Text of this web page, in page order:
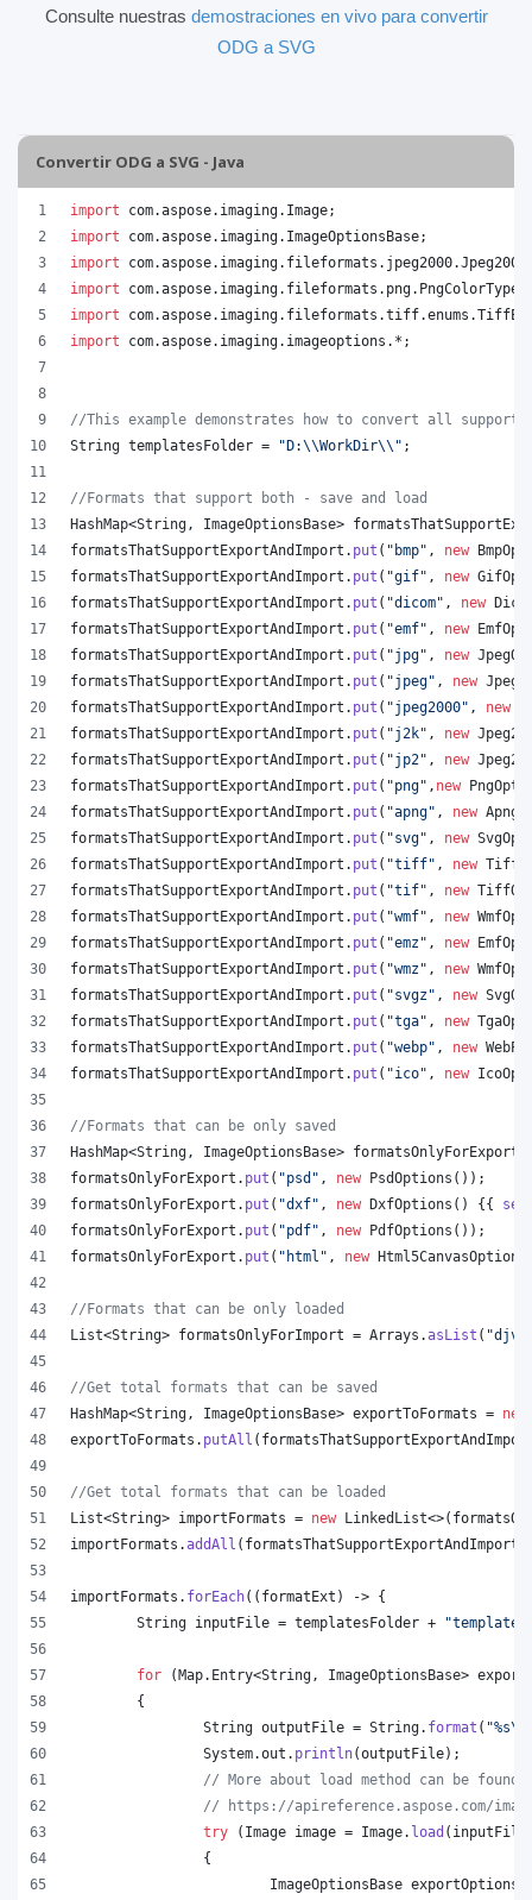
Consulte nuestras demostraciones en vivo para convertir
ODG a SVG
Convertir ODG a SVG - Java
import com.aspose. imaging. Image;
import
com.aspose. imaging. ImageOptionsBase;
import
com.aspose. imaging. fileformats . jpeg2000.
import
com.aspose. imaging. fileformats . png. PngColorType
import
com.aspose. imaging. fileformats .tiff.enums .
import
com.aspose. imaging. imageoptions .*;
//This example demonstrates how to convert all
String templatesFolder = "D:\\WorkDir\\ " ;
//Formats that support both - save and load
HashMap<String , ImageOptionsBase>
formatsThatSupportExportAndImport . put ( "bmp" , new
formatsThatSupportExportAndImport . put ( "gif" , new
formatsThatSupportExportAndImport . put ( "dicom" , new
formatsThatSupportExportAndImport . put ( "emf" , new
formatsThatSupportExportAndImport . put ( "jpg" , new
formatsThatSupportExportAndImport . put ( "jpeg" , new
formatsThatSupportExportAndImport . put ( "jpeg2000" , new
formatsThatSupportExportAndImport . put ( "j2k" , new
formatsThatSupportExportAndImport . put ( "jp2" , new
formatsThatSupportExportAndImport . put ( "png" , new
formatsThatSupportExportAndImport . put ( "apng" , new
formatsThatSupportExportAndImport . put ( "svg" , new
formatsThatSupportExportAndImport . put ( "tiff" , new
formatsThatSupportExportAndImport . put ( "tif" , new
formatsThatSupportExportAndImport . put ( "wmf" , new
formatsThatSupportExportAndImport . put ( "emz" , new
formatsThatSupportExportAndImport . put ( "wmz" , new
formatsThatSupportExportAndImport . put ( "svgz" , new
formatsThatSupportExportAndImport . put ( "tga" , new
formatsThatSupportExportAndImport . put ( "webp" , new
formatsThatSupportExportAndImport . put ( "ico" , new
//Formats that can be only saved
HashMap<String , ImageOptionsBase> formatsOnlyForExport
formatsOnlyForExport . put ( "psd" , new PsdOptions ());
formatsOnlyForExport . put ( "dxf" , new DxfOptions () {{
formatsOnlyForExport . put ( "pdf" , new PdfOptions ());
formatsOnlyForExport . put ( "html" , new Html5CanvasOptions
//Formats that can be only loaded
List<String> formatsOnlyForImport = Arrays .asList (
//Get total formats that can be saved
HashMap<String , ImageOptionsBase> exportToFormats = new
exportToFormats . putAll (
//Get total formats that can be loaded
List<String> importFormats = new LinkedList<>(
importFormats .addAll ( formatsThatSupportExportAndImport
importFormats . forEach(( formatExt ) -> {
String inputFile = templatesFolder +
for (Map. Entry<String , ImageOptionsBase>
	{
String outputFile = String. format ( "%s\\
System.out . println(outputFile);
// More about load method can be found
// https://apireference.aspose.com/
try ( Image image = Image. load ( inputFile
		{
ImageOptionsBase exportOptions